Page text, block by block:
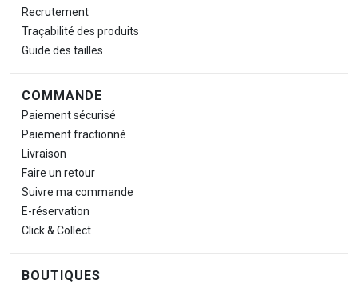
Recrutement
Traçabilité des produits
Guide des tailles
COMMANDE
Paiement sécurisé
Paiement fractionné
Livraison
Faire un retour
Suivre ma commande
E-réservation
Click & Collect
BOUTIQUES